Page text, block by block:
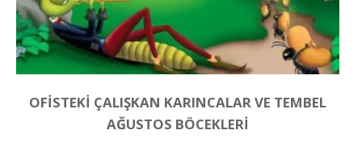
OFISTEKI ÇALIŞKAN KARINCALAR VE TEMBEL
AĞUSTOS BÖCEKLERI